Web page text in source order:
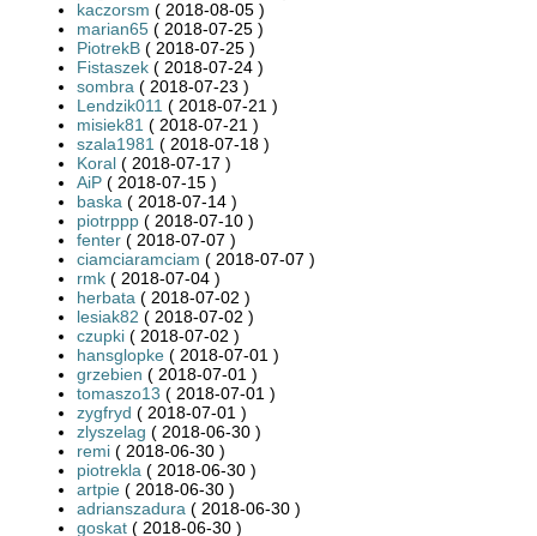
kaczorsm ( 2018-08-05 )
marian65 ( 2018-07-25 )
PiotrekB ( 2018-07-25 )
Fistaszek ( 2018-07-24 )
sombra ( 2018-07-23 )
Lendzik011 ( 2018-07-21 )
misiek81 ( 2018-07-21 )
szala1981 ( 2018-07-18 )
Koral ( 2018-07-17 )
AiP ( 2018-07-15 )
baska ( 2018-07-14 )
piotrppp ( 2018-07-10 )
fenter ( 2018-07-07 )
ciamciaramciam ( 2018-07-07 )
rmk ( 2018-07-04 )
herbata ( 2018-07-02 )
lesiak82 ( 2018-07-02 )
czupki ( 2018-07-02 )
hansglopke ( 2018-07-01 )
grzebien ( 2018-07-01 )
tomaszo13 ( 2018-07-01 )
zygfryd ( 2018-07-01 )
zlyszelag ( 2018-06-30 )
remi ( 2018-06-30 )
piotrekla ( 2018-06-30 )
artpie ( 2018-06-30 )
adrianszadura ( 2018-06-30 )
goskat ( 2018-06-30 )